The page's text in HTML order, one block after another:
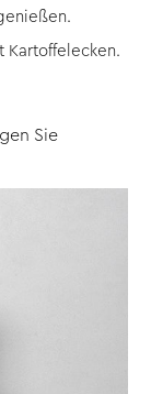
Kartoffelecken.
Sie